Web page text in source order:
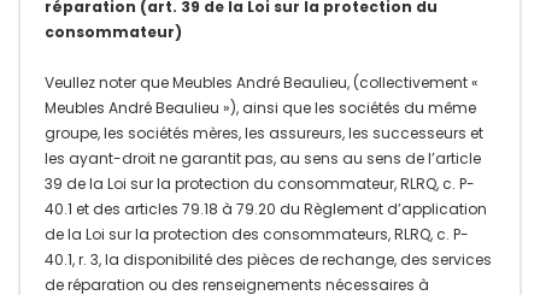
réparation (art. 39 de la Loi sur la protection du
consommateur)
Veullez noter que Meubles André Beaulieu, (collectivement «
Meubles André Beaulieu »), ainsi que les sociétés du même
groupe, les sociétés mères, les assureurs, les successeurs et
les ayant-droit ne garantit pas, au sens au sens de l’article
39 de la Loi sur la protection du consommateur, RLRQ, c. P-
40.1 et des articles 79.18 à 79.20 du Règlement d’application
de la Loi sur la protection des consommateurs, RLRQ, c. P-
40.1, r. 3, la disponibilité des pièces de rechange, des services
de réparation ou des renseignements nécessaires à